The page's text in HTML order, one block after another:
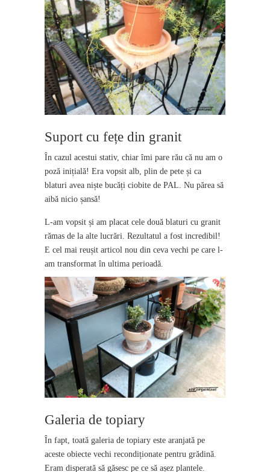
Suport cu fețe din granit
În cazul acestui stativ, chiar îmi pare rău că nu am o
poză inițială! Era vopsit alb, plin de pete și ca
blaturi avea niște bucăți ciobite de PAL. Nu părea să
aibă nicio șansă!
L-am vopsit și am placat cele două blaturi cu granit
rămas de la alte lucrări. Rezultatul a fost incredibil!
E cel mai reușit articol nou din ceva vechi pe care l-
am transformat în ultima perioadă.
Galeria de topiary
În fapt, toată galeria de topiary este aranjată pe
aceste obiecte vechi recondiționate pentru grădină.
Eram disperată să găsesc pe ce să așez plantele.